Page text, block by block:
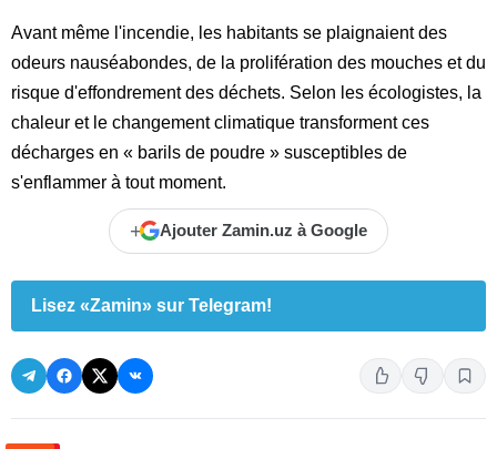
Avant même l'incendie, les habitants se plaignaient des
odeurs nauséabondes, de la prolifération des mouches et du
risque d'effondrement des déchets. Selon les écologistes, la
chaleur et le changement climatique transforment ces
décharges en « barils de poudre » susceptibles de
s'enflammer à tout moment.
+ Ajouter Zamin.uz à Google
Lisez «Zamin» sur Telegram!